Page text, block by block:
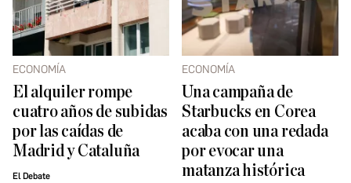
ECONOMÍA
El alquiler rompe
cuatro años de subidas
por las caídas de
Madrid y Cataluña
El Debate
ECONOMÍA
Una campaña de
Starbucks en Corea
acaba con una redada
por evocar una
matanza histórica